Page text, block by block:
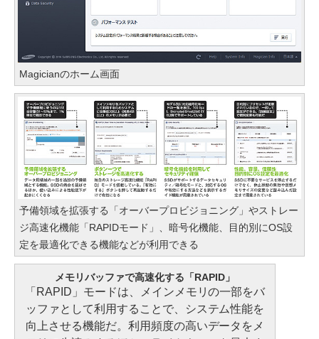
Magicianのホーム画面
予備領域を拡張する「オーバープロビジョニング」やストレー
ジ高速化機能「RAPIDモード」、暗号化機能、目的別にOS設
定を最適化できる機能などが利用できる
メモリバッファで高速化する「RAPID」
「RAPID」モードは、メインメモリの一部をバ
ッファとして利用することで、システム性能を
向上させる機能だ。利用頻度の高いデータをメ